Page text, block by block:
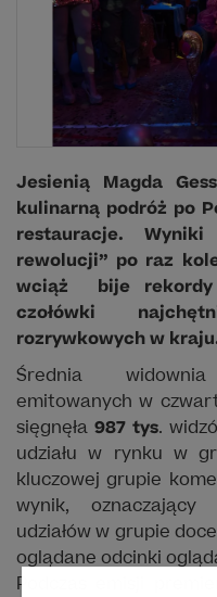
Jesienią Magda
kulinarną podróż po
restauracje.
rewolucji” po raz
wciąż bije rekordy
czołówki
rozrywkowych w
Średnia
emitowanych w
sięgnęła 987 tys.
udziału w rynku w
kluczowej grupie
wynik,
udziałów w grupie
oglądane odcinki
Podczas emisji